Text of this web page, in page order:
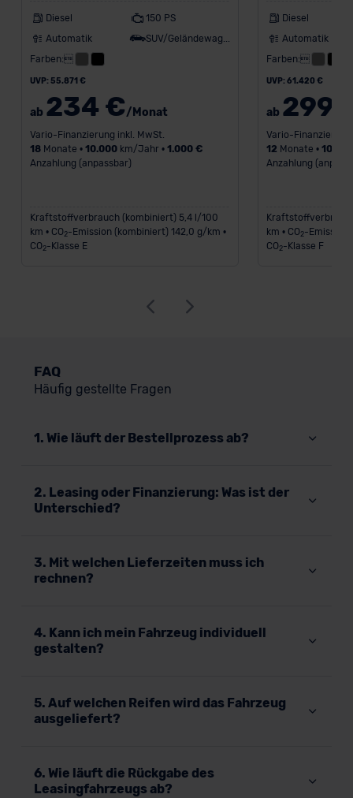
Diesel
150 PS
Automatik
SUV/Geländewagen
Farben:
UVP: 55.871 €
ab 234 €/Monat
Vario-Finanzierung inkl. MwSt.
18Monate • 10.000km/Jahr • 1.000 €
Anzahlung (anpassbar)
Kraftstoffverbrauch (kombiniert) 5,4 l/100
km • CO2-Emission (kombiniert) 142,0 g/km •
CO2-Klasse E
Diesel
Automatik
Farben:
UVP: 61.420 €
ab 299
Vario-Finanzierung
12 Monate • 10.000
Anzahlung
km • CO2-Emission
CO2-Klasse F
FAQ
Häufig gestellte Fragen
1. Wie läuft der Bestellprozess ab?
2. Leasing oder Finanzierung: Was ist der
Unterschied?
3. Mit welchen Lieferzeiten muss ich
rechnen?
4. Kann ich mein Fahrzeug individuell
gestalten?
5. Auf welchen Reifen wird das Fahrzeug
ausgeliefert?
6. Wie läuft die Rückgabe des
Leasingfahrzeugs ab?